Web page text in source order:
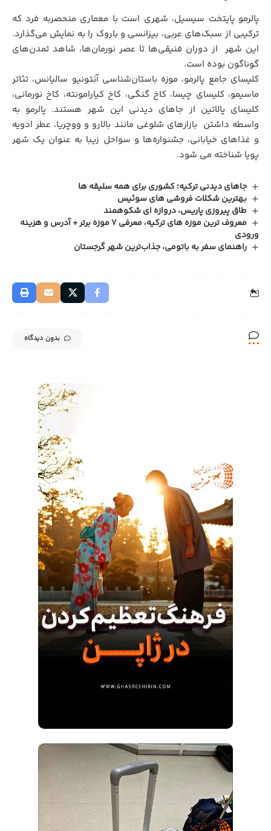
پالرمو پایتخت سیسیل، شهری است با معماری منحصربه فرد که
ترکیبی از سبک‌های عربی، بیزانسی و باروک را به نمایش می‌گذارد.
این شهر از دوران فنیقی‌ها تا عصر نورمان‌ها، شاهد تمدن‌های
گوناگون بوده است.
کلیسای جامع پالرمو، موزه باستان‌شناسی آنتونیو سالیانس، تئاتر
ماسیمو، کلیسای چیسا، کاخ گنگی، کاخ کیارامونته، کاخ نورمانی،
کلیسای پالاتین از جاهای دیدنی این شهر هستند. پالرمو به
واسطه داشتن بازارهای شلوغی مانند بالارو و ووچریا، عطر ادویه
و غذاهای خیابانی، جشنواره‌ها و سواحل زیبا به عنوان یک شهر
پویا شناخته می شود.
جاهای دیدنی ترکیه؛ کشوری برای همه سلیقه‌ ها
بهترین شکلات فروشی های سوئیس
طاق پیروزی پاریس، دروازه ای شکوهمند
معروف ترین موزه های ترکیه، معرفی 7 موزه برتر + آدرس و هزینه
ورودی
راهنمای سفر به باتومی، جذاب‌ترین شهر گرجستان
بدون دیدگاه